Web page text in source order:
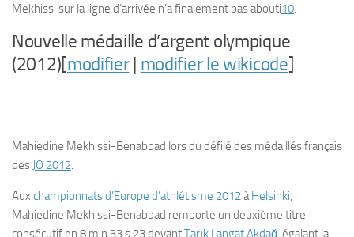
Mekhissi sur la ligne d’arrivée n’a finalement pas abouti10.
Nouvelle médaille d’argent olympique
(2012)[modifier| modifier le wikicode]
Mahiedine Mekhissi-Benabbad lors du défilé des médaillés français
des JO 2012.
Aux championnats d’Europe d’athlétisme 2012àHelsinki,
Mahiedine Mekhissi-Benabbad remporte un deuxième titre
consécutif en 8 min 33 s 23 devantTarık Langat Akdağ, égalant la